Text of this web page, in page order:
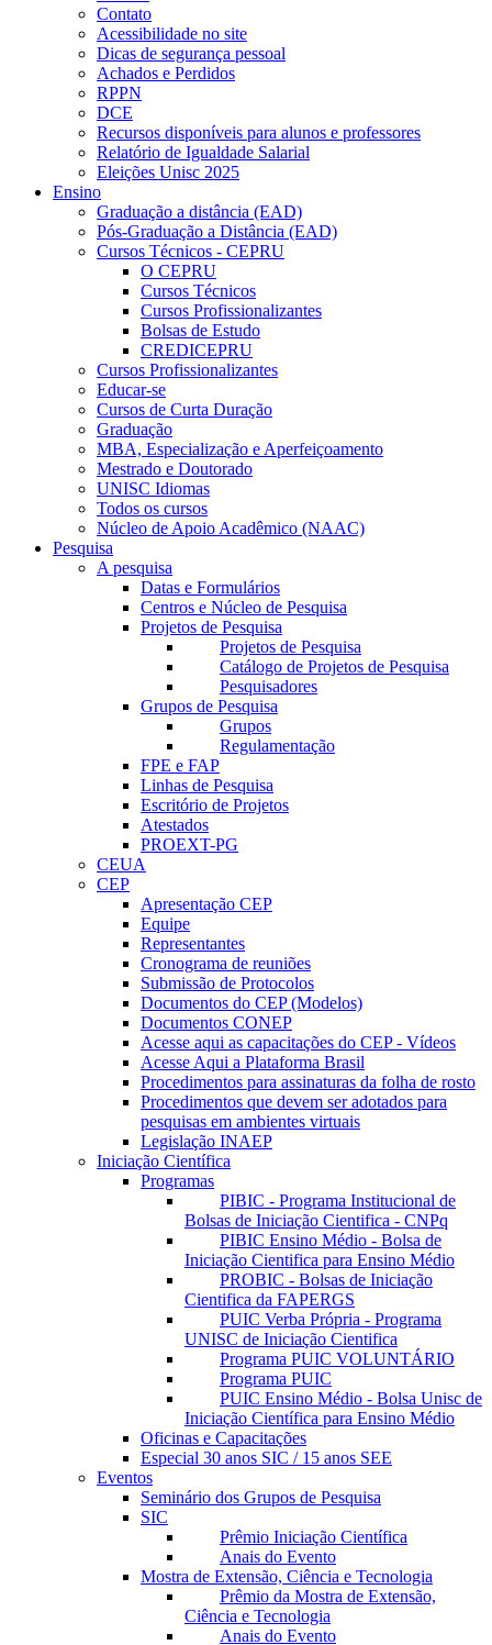
Contato
Acessibilidade no site
Dicas de segurança pessoal
Achados e Perdidos
RPPN
DCE
Recursos disponíveis para alunos e professores
Relatório de Igualdade Salarial
Eleições Unisc 2025
Ensino
Graduação a distância (EAD)
Pós-Graduação a Distância (EAD)
Cursos Técnicos - CEPRU
O CEPRU
Cursos Técnicos
Cursos Profissionalizantes
Bolsas de Estudo
CREDICEPRU
Cursos Profissionalizantes
Educar-se
Cursos de Curta Duração
Graduação
MBA, Especialização e Aperfeiçoamento
Mestrado e Doutorado
UNISC Idiomas
Todos os cursos
Núcleo de Apoio Acadêmico (NAAC)
Pesquisa
A pesquisa
Datas e Formulários
Centros e Núcleo de Pesquisa
Projetos de Pesquisa
Projetos de Pesquisa
Catálogo de Projetos de Pesquisa
Pesquisadores
Grupos de Pesquisa
Grupos
Regulamentação
FPE e FAP
Linhas de Pesquisa
Escritório de Projetos
Atestados
PROEXT-PG
CEUA
CEP
Apresentação CEP
Equipe
Representantes
Cronograma de reuniões
Submissão de Protocolos
Documentos do CEP (Modelos)
Documentos CONEP
Acesse aqui as capacitações do CEP - Vídeos
Acesse Aqui a Plataforma Brasil
Procedimentos para assinaturas da folha de rosto
Procedimentos que devem ser adotados para
pesquisas em ambientes virtuais
Legislação INAEP
Iniciação Científica
Programas
PIBIC - Programa Institucional de
Bolsas de Iniciação Cientifica - CNPq
PIBIC Ensino Médio - Bolsa de
Iniciação Cientifica para Ensino Médio
PROBIC - Bolsas de Iniciação
Cientifica da FAPERGS
PUIC Verba Própria - Programa
UNISC de Iniciação Cientifica
Programa PUIC VOLUNTÁRIO
Programa PUIC
PUIC Ensino Médio - Bolsa Unisc de
Iniciação Científica para Ensino Médio
Oficinas e Capacitações
Especial 30 anos SIC / 15 anos SEE
Eventos
Seminário dos Grupos de Pesquisa
SIC
Prêmio Iniciação Científica
Anais do Evento
Mostra de Extensão, Ciência e Tecnologia
Prêmio da Mostra de Extensão,
Ciência e Tecnologia
Anais do Evento